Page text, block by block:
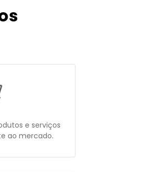
e serviços
ao mercado.